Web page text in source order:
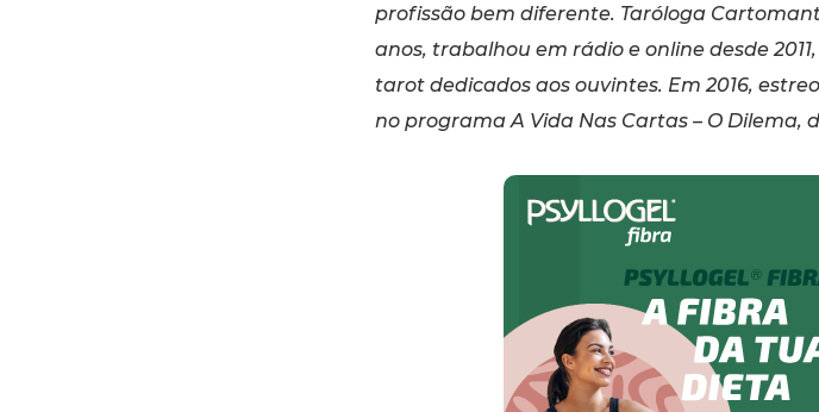
profissão bem diferente. Taróloga
anos, trabalhou em rádio e online desde
tarot dedicados aos ouvintes. Em 2016,
no programa A Vida Nas Cartas – O Dilema,